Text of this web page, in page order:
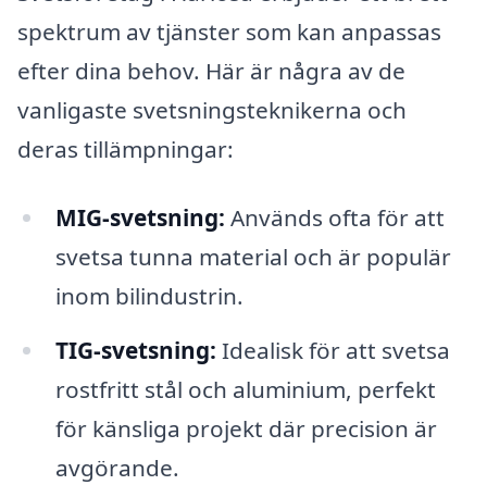
spektrum av tjänster som kan anpassas
efter dina behov. Här är några av de
vanligaste svetsningsteknikerna och
deras tillämpningar:
MIG-svetsning: Används ofta för att
svetsa tunna material och är populär
inom bilindustrin.
TIG-svetsning: Idealisk för att svetsa
rostfritt stål och aluminium, perfekt
för känsliga projekt där precision är
avgörande.